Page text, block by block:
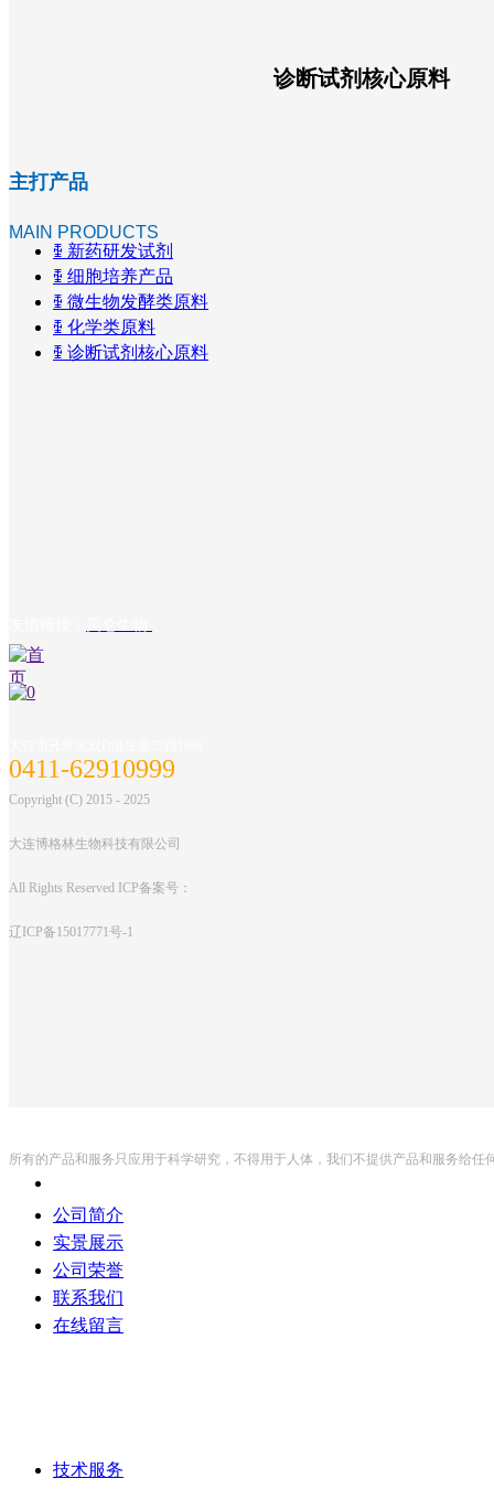
诊断试剂核心原料
主打产品
MAIN PRODUCTS
ꅀ 新药研发试剂
ꅀ 细胞培养产品
ꅀ 微生物发酵类原料
ꅀ 化学类原料
ꅀ 诊断试剂核心原料
0411-62910999
Copyright (C) 2015 - 2025
大连博格林生物科技有限公司
All Rights Reserved ICP备案号：
辽ICP备15017771号-1
所有的产品和服务只应用于科学研究，不得用于人体，我们不提供产品和服务给任
公司简介
实景展示
公司荣誉
联系我们
在线留言
技术服务